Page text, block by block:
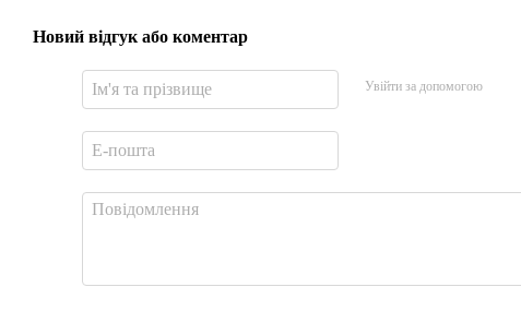
Новий відгук або коментар
Увійти за допомогою